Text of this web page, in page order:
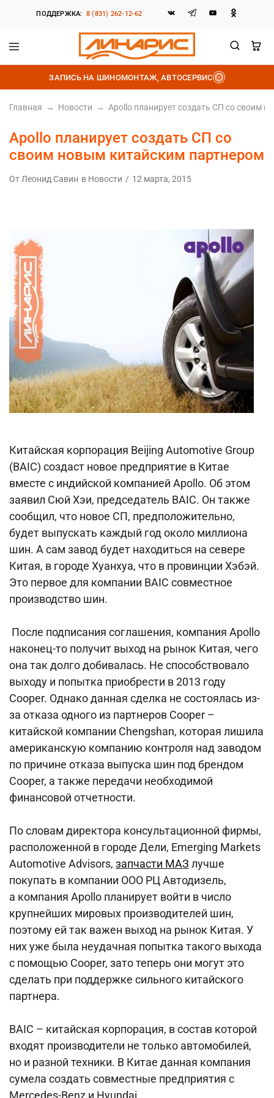
ПОДДЕРЖКА: 8 (831) 262-12-62
Линарис
Продажа
шин,
дисков
и
аккумуляторов
ЗАПИСЬ НА ШИНОМОНТАЖ, АВТОСЕРВИС
Главная → Новости → Apollo планирует создать СП со своим
Apollo планирует создать СП со
своим новым китайским партнером
От Леонид Савин в Новости 12 марта, 2015
Китайская корпорация Beijing Automotive Group
(BAIC) создаст новое предприятие в Китае
вместе с индийской компанией Apollo. Об этом
заявил Сюй Хэи, председатель BAIC. Он также
сообщил, что новое СП, предположительно,
будет выпускать каждый год около миллиона
шин. А сам завод будет находиться на севере
Китая, в городе Хуанхуа, что в провинции Хэбэй.
Это первое для компании BAIC совместное
производство шин.
После подписания соглашения, компания Apollo
наконец-то получит выход на рынок Китая, чего
она так долго добивалась. Не способствовало
выходу и попытка приобрести в 2013 году
Cooper. Однако данная сделка не состоялась из-
за отказа одного из партнеров Cooper –
китайской компании Chengshan, которая лишила
американскую компанию контроля над заводом
по причине отказа выпуска шин под брендом
Cooper, а также передачи необходимой
финансовой отчетности.
По словам директора консультационной фирмы,
расположенной в городе Дели, Emerging Markets
Automotive Advisors, запчасти МАЗ лучше
покупать в компании ООО РЦ Автодизель,
а компания Apollo планирует войти в число
крупнейших мировых производителей шин,
поэтому ей так важен выход на рынок Китая. У
них уже была неудачная попытка такого выхода
с помощью Cooper, зато теперь они могут это
сделать при поддержке сильного китайского
партнера.
BAIC – китайская корпорация, в состав которой
входят производители не только автомобилей,
но и разной техники. В Китае данная компания
сумела создать совместные предприятия с
Mercedes-Benz и Hyundai.